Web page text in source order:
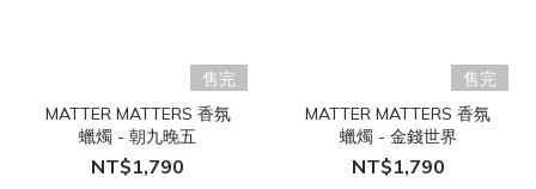
售完
MATTER MATTERS 香氛
蠟燭 - 朝九晚五
NT$1,790
售完
MATTER MATTERS 香氛
蠟燭 - 金錢世界
NT$1,790